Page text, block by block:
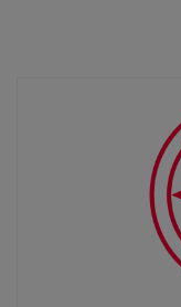
Yhdessä toimimalla on